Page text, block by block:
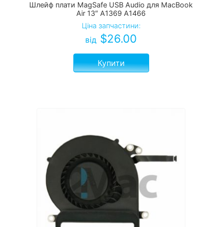
Шлейф плати MagSafe USB Audio для MacBook
Air 13″ A1369 A1466
Ціна запчастини:
від $26.00
Купити